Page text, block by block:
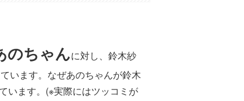
のちゃんに対し、鈴木紗
います。なぜあのちゃんが鈴木
います。(※実際にはツッコミが